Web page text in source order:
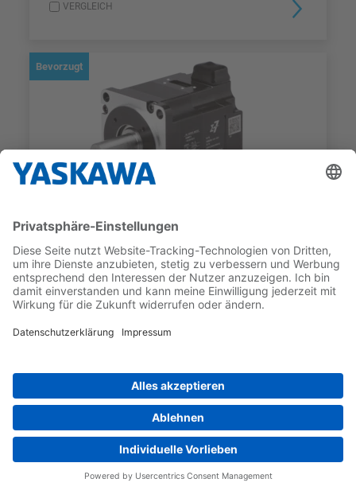
VERGLEICH
Bevorzugt
SGM7A
SGM7A-C2A6A61
NENNDREHMOMENT
0,477 Nm
NENNDREHZAHL
3.000 1/min